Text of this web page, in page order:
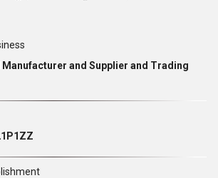
क्योंकि हम स्थिरता और गुणवत्ता के प्रति
का पालन करते हैं, जिससे यह सुनिश्चित
मज़बूती, आराम और टिकाऊपन को दर्शाती है।
Manufacturer and Supplier and Trading